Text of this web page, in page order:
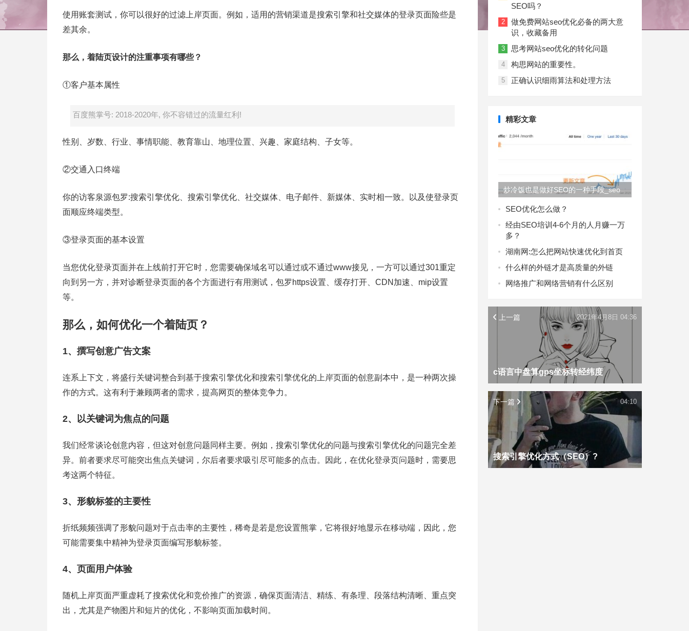
使用账套测试，你可以很好的过滤上岸页面。例如，适用的营销渠道是搜索引擎和社交媒体的登录页面险些是
差其余。
那么，着陆页设计的注重事项有哪些？
①客户基本属性
百度熊掌号: 2018-2020年, 你不容错过的流量红利!
性别、岁数、行业、事情职能、教育靠山、地理位置、兴趣、家庭结构、子女等。
②交通入口终端
你的访客泉源包罗:搜索引擎优化、搜索引擎优化、社交媒体、电子邮件、新媒体、实时相一致。以及使登录页
面顺应终端类型。
③登录页面的基本设置
当您优化登录页面并在上线前打开它时，您需要确保域名可以通过或不通过www接见，一方可以通过301重定
向到另一方，并对诊断登录页面的各个方面进行有用测试，包罗https设置、缓存打开、CDN加速、mip设置
等。
那么，如何优化一个着陆页？
1、撰写创意广告文案
连系上下文，将盛行关键词整合到基于搜索引擎优化和搜索引擎优化的上岸页面的创意副本中，是一种两次操
作的方式。这有利于兼顾两者的需求，提高网页的整体竞争力。
2、以关键词为焦点的问题
我们经常谈论创意内容，但这对创意问题同样主要。例如，搜索引擎优化的问题与搜索引擎优化的问题完全差
异。前者要求尽可能突出焦点关键词，尔后者要求吸引尽可能多的点击。因此，在优化登录页问题时，需要思
考这两个特征。
3、形貌标签的主要性
折纸频频强调了形貌问题对于点击率的主要性，稀奇是若是您设置熊掌，它将很好地显示在移动端，因此，您
可能需要集中精神为登录页面编写形貌标签。
4、页面用户体验
随机上岸页面严重虚耗了搜索优化和竞价推广的资源，确保页面清洁、精练、有条理、段落结构清晰、重点突
出，尤其是产物图片和短片的优化，不影响页面加载时间。
SEO吗？
2
做免费网站seo优化必备的两大意
识，收藏备用
3 思考网站seo优化的转化问题
4 构思网站的重要性。
5 正确认识细雨算法和处理方法
精彩文章
炒冷饭也是做好SEO的一种手段_seo
SEO优化怎么做？
经由SEO培训4-6个月的人月赚一万
多？
湖南网:怎么把网站快速优化到首页
什么样的外链才是高质量的外链
网络推广和网络营销有什么区别
上一篇
c语言中盘算gps坐标转经纬度
2021年4月8日 04:36
下一篇
搜索引擎优化方式（SEO）?
04:10